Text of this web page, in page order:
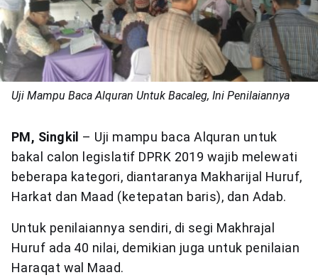
Uji Mampu Baca Alquran Untuk Bacaleg, Ini Penilaiannya
PM, Singkil – Uji mampu baca Alquran untuk
bakal calon legislatif DPRK 2019 wajib melewati
beberapa kategori, diantaranya Makharijal Huruf,
Harkat dan Maad (ketepatan baris), dan Adab.
Untuk penilaiannya sendiri, di segi Makhrajal
Huruf ada 40 nilai, demikian juga untuk penilaian
Haraqat wal Maad.